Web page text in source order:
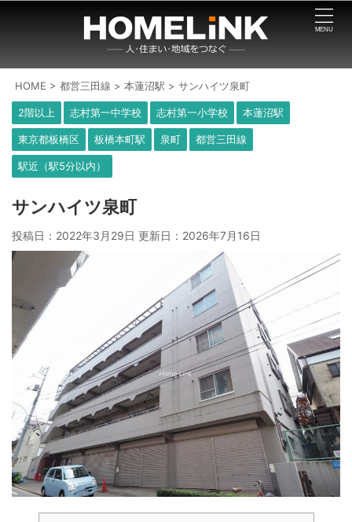
HOME >都営三田線 >本蓮沼駅 >サンハイツ泉町
2階以上 志村第一中学校 志村第一小学校 本蓮沼駅
東京都板橋区 板橋本町駅 泉町 都営三田線
駅近（駅5分以内）
サンハイツ泉町
投稿日：2022年3月29日 更新日： 2026年7月16日